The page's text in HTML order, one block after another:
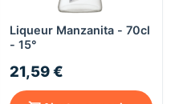
Liqueur Manzanita - 70cl
- 15°
21,59 €